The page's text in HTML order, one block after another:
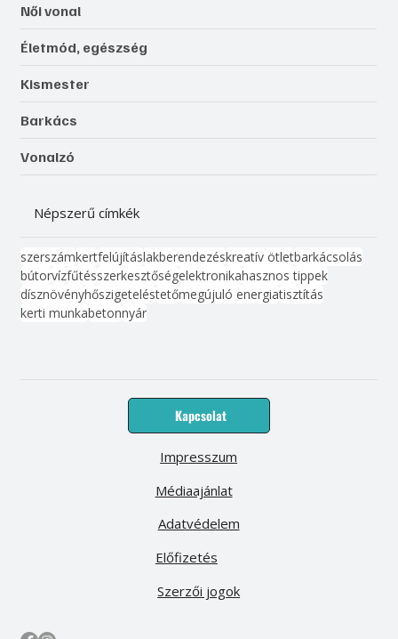
Női vonal
Életmód, egészség
Kismester
Barkács
Vonalzó
Népszerű címkék
szerszámkertfelújításlakberendezéskreatív ötletbarkácsolás
bútorvízfűtésszerkesztőségelektronikahasznos tippek
dísznövényhőszigeteléstetőmegújuló energiatisztítás
kerti munkabetonnyár
Kapcsolat
Médiaajánlat
Előfizetés
Impresszum
Adatvédelem
Szerzői jogok